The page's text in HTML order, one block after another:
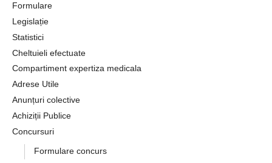
Formulare
Legislație
Statistici
Cheltuieli efectuate
Compartiment expertiza medicala
Adrese Utile
Anunțuri colective
Achiziții Publice
Concursuri
Formulare concurs